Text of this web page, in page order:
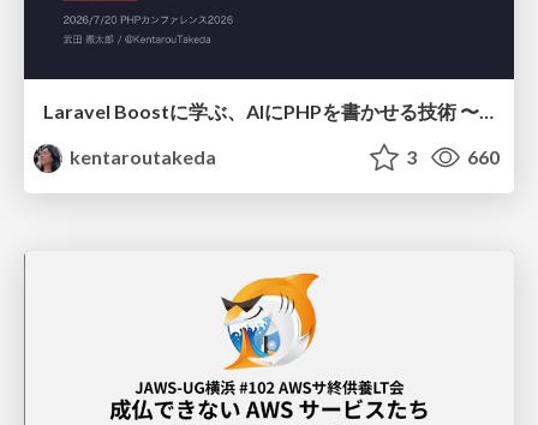
Laravel Boostに学ぶ、AIにPHPを書かせる技術 〜OSSの実装から蒸留するエージェント制御の王道〜
kentaroutakeda
3 660